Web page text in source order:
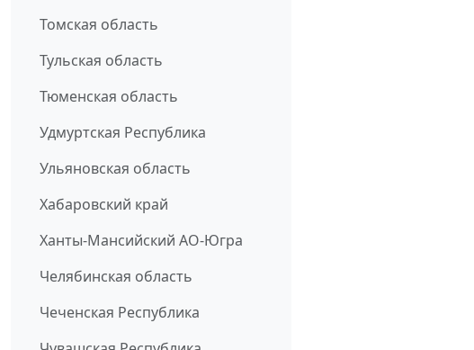
Томская область
Тульская область
Тюменская область
Удмуртская Республика
Ульяновская область
Хабаровский край
Ханты-Мансийский АО-Югра
Челябинская область
Чеченская Республика